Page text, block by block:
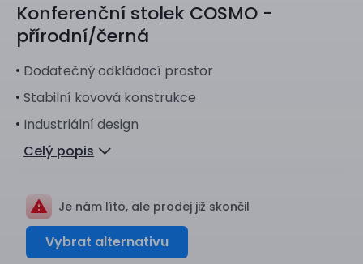
Konferenční stolek COSMO -
přírodní/černá
Dodatečný odkládací prostor
Stabilní kovová konstrukce
Industriální design
Celý popis
Je nám líto, ale prodej již skončil
Vybrat alternativu